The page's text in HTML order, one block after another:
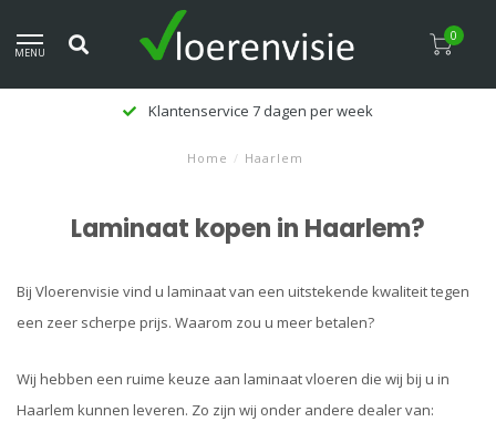
MENU
0
Klantenservice 7 dagen per week
Home / Haarlem
Laminaat kopen in Haarlem?
Bij Vloerenvisie vind u laminaat van een uitstekende kwaliteit tegen
een zeer scherpe prijs. Waarom zou u meer betalen?
Wij hebben een ruime keuze aan laminaat vloeren die wij bij u in
Haarlem kunnen leveren. Zo zijn wij onder andere dealer van: